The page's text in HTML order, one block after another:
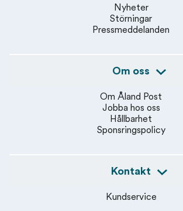
Nyheter
Störningar
Pressmeddelanden
Om oss
Om Åland Post
Jobba hos oss
Hållbarhet
Sponsringspolicy
Kontakt
Kundservice